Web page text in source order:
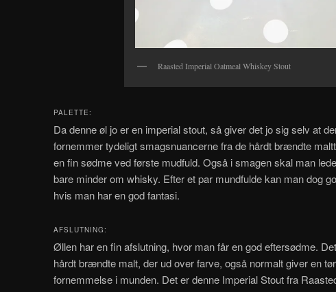
Raasted Imperial Oatmeal Whiskey Stout
PALETTE:
Da denne øl jo er en imperial stout, så giver det jo sig selv at
fornemmer tydeligt smagsnuancerne fra de hårdt brændte
en fin sødme ved første mudfuld. Også i smagen skal man
bare minder om whisky. Efter et par mundfulde kan man dog
hvis man har en god fantasi.
AFSLUTNING:
Øllen har en fin afslutning, hvor man får en god eftersødme.
hårdt brændte malt, der ud over farve, også normalt giver en
fornemmelse i munden. Det er denne Imperial Stout fra